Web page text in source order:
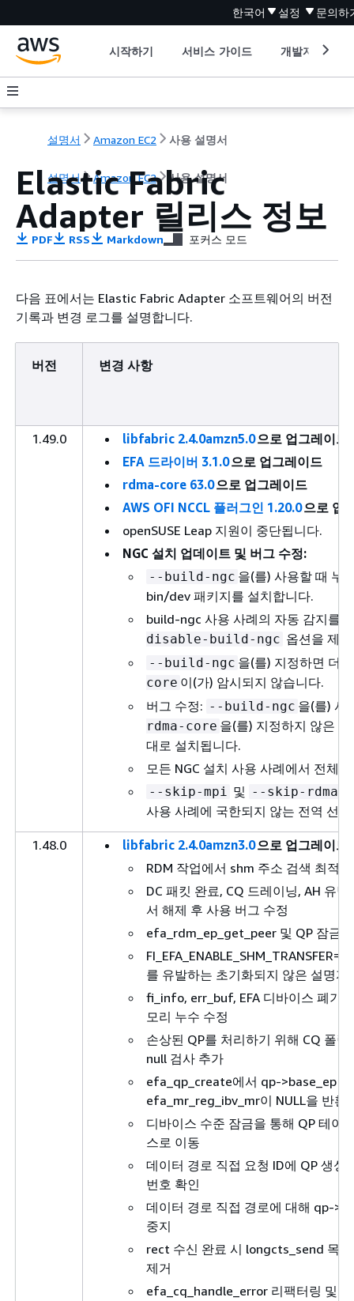
한국어 설정 문의하
시작하기 서비스 가이드 개발자 도구
설명서 Amazon EC2 사용 설명서
설명서 Amazon EC2 사용 설명서
Elastic Fabric
Adapter 릴리스 정보
PDF RSS Markdown 포커스 모드
다음 표에서는 Elastic Fabric Adapter 소프트웨어의 버전
기록과 변경 로그를 설명합니다.
버전 변경 사항
1.49.0 libfabric 2.4.0amzn5.0으로 업그레이드
EFA 드라이버 3.1.0으로 업그레이드
rdma-core 63.0으로 업그레이드
AWS OFI NCCL 플러그인 1.20.0으로 업
openSUSE Leap 지원이 중단됩니다.
NGC 설치 업데이트 및 버그 수정:
--build-ngc 을(를) 사용할 때 누
bin/dev 패키지를 설치합니다.
build-ngc 사용 사례의 자동 감지를
disable-build-ngc 옵션을 제
--build-ngc 을(를) 지정하면 더
core 이(가) 암시되지 않습니다.
버그 수정: --build-ngc 을(를) 사
rdma-core 을(를) 지정하지 않은
대로 설치됩니다.
모든 NGC 설치 사용 사례에서 전체
--skip-mpi 및 --skip-rdma-
사용 사례에 국한되지 않는 전역 선
1.48.0 libfabric 2.4.0amzn3.0으로 업그레이드
RDM 작업에서 shm 주소 검색 최적화
DC 패킷 완료, CQ 드레이닝, AH 유
서 해제 후 사용 버그 수정
efa_rdm_ep_get_peer 및 QP 잠금
를 유발하는 초기화되지 않은 설명자
fi_info, err_buf, EFA 디바이스 폐기
모리 누수 수정
손상된 QP를 처리하기 위해 CQ 폴
null 검사 추가
efa_qp_create에서 qp->base_ep
efa_mr_reg_ibv_mr이 NULL을 반환
디바이스 수준 잠금을 통해 QP 테이
스로 이동
데이터 경로 직접 요청 ID에 QP 생성
번호 확인
데이터 경로 직접 경로에 대해 qp-
중지
rect 수신 완료 시 longcts_send 목
제거
efa_cq_handle_error 리팩터링 및